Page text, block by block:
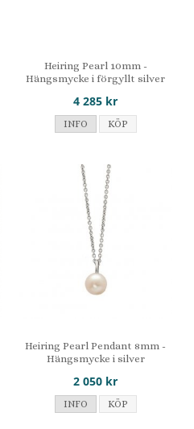
Heiring Pearl 10mm -
Hängsmycke i förgyllt silver
4 285 kr
INFO KÖP
Heiring Pearl Pendant 8mm -
Hängsmycke i silver
2 050 kr
INFO KÖP